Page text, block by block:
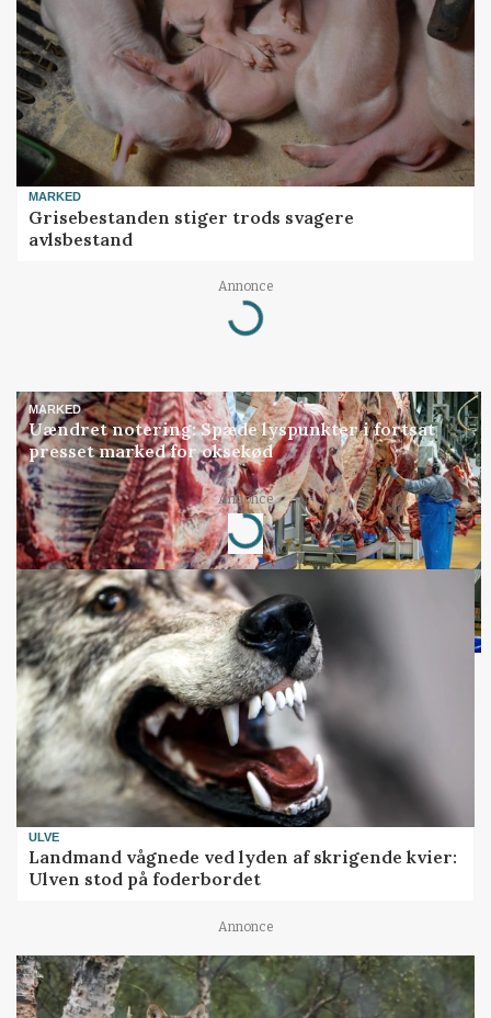
MARKED
Grisebestanden stiger trods svagere
avlsbestand
Annonce
Loading...
MARKED
Uændret notering: Spæde lyspunkter i fortsat
presset marked for oksekød
Annonce
Loading...
ULVE
Landmand vågnede ved lyden af skrigende kvier:
Ulven stod på foderbordet
Annonce